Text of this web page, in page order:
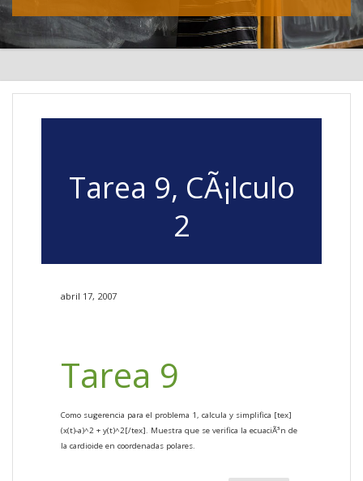
Tarea 9, CÃ¡lculo
2
abril 17, 2007
Tarea 9
Como sugerencia para el problema 1, calcula y simplifica [tex]
(x(t)-a)^2 + y(t)^2[/tex]. Muestra que se verifica la ecuaciÃ³n de
la cardioide en coordenadas polares.